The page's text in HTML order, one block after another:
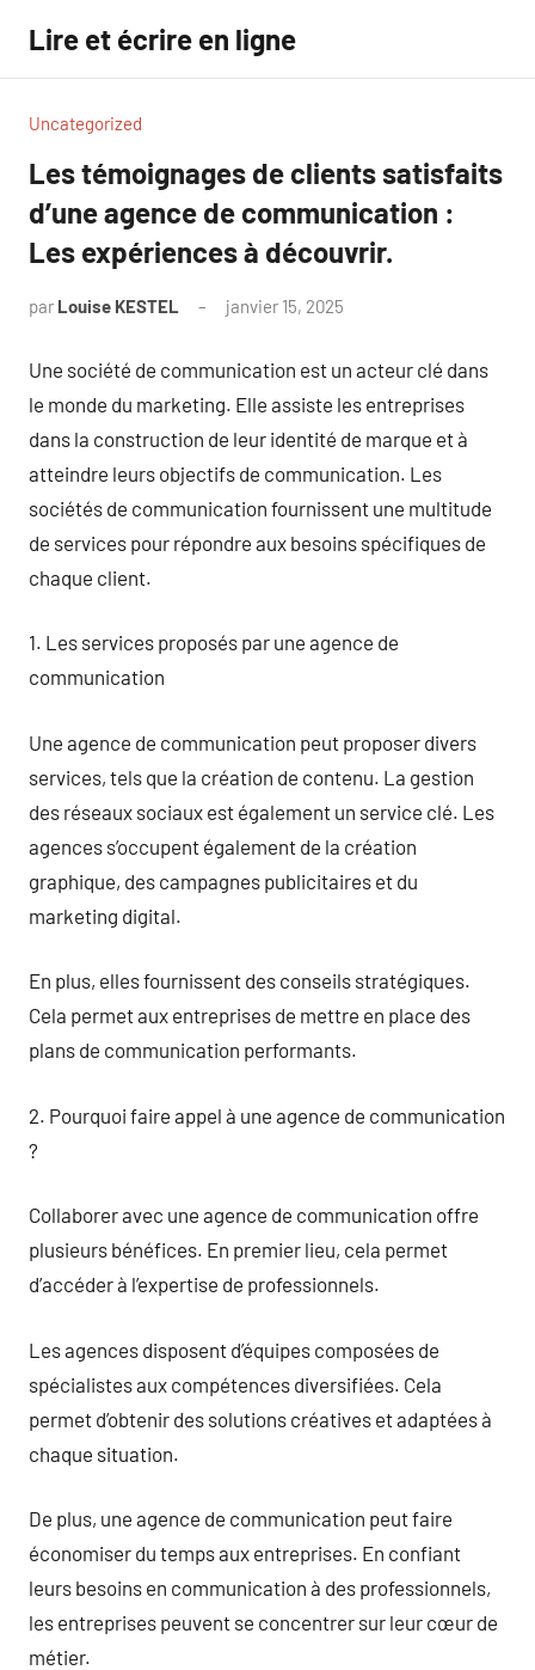
contenu
Lire et écrire en ligne
Uncategorized
Les témoignages de clients satisfaits
d’une agence de communication :
Les expériences à découvrir.
par Louise KESTEL janvier 15, 2025
Une société de communication est un acteur clé dans
le monde du marketing. Elle assiste les entreprises
dans la construction de leur identité de marque et à
atteindre leurs objectifs de communication. Les
sociétés de communication fournissent une multitude
de services pour répondre aux besoins spécifiques de
chaque client.
1. Les services proposés par une agence de
communication
Une agence de communication peut proposer divers
services, tels que la création de contenu. La gestion
des réseaux sociaux est également un service clé. Les
agences s’occupent également de la création
graphique, des campagnes publicitaires et du
marketing digital.
En plus, elles fournissent des conseils stratégiques.
Cela permet aux entreprises de mettre en place des
plans de communication performants.
2. Pourquoi faire appel à une agence de communication
?
Collaborer avec une agence de communication offre
plusieurs bénéfices. En premier lieu, cela permet
d’accéder à l’expertise de professionnels.
Les agences disposent d’équipes composées de
spécialistes aux compétences diversifiées. Cela
permet d’obtenir des solutions créatives et adaptées à
chaque situation.
De plus, une agence de communication peut faire
économiser du temps aux entreprises. En confiant
leurs besoins en communication à des professionnels,
les entreprises peuvent se concentrer sur leur cœur de
métier.